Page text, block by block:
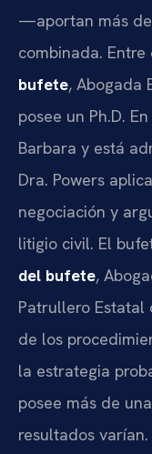
—aportan más
combinada.
bufete, Abogada
posee un Ph.D.
Barbara y está
Dra. Powers
negociación y
litigio civil. El
del bufete,
Patrullero Estatal
de los
la estrategia
posee más de
resultados varían.